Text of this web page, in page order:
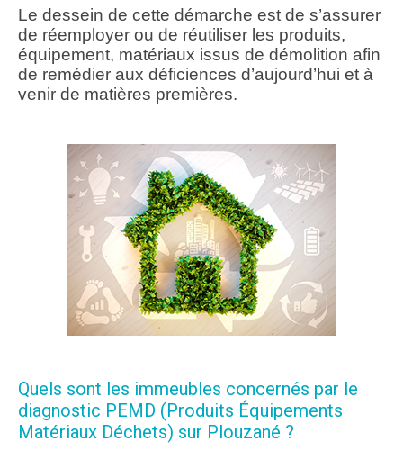
Le dessein de cette démarche est de s’assurer
de réemployer ou de réutiliser les produits,
équipement, matériaux issus de démolition afin
de remédier aux déficiences d’aujourd’hui et à
venir de matières premières.
Quels sont les immeubles concernés par le
diagnostic PEMD (Produits Équipements
Matériaux Déchets) sur Plouzané ?